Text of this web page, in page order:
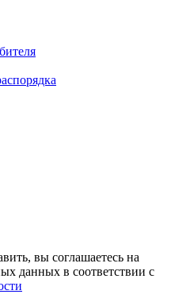
вы соглашаетесь на
данных в соответствии с